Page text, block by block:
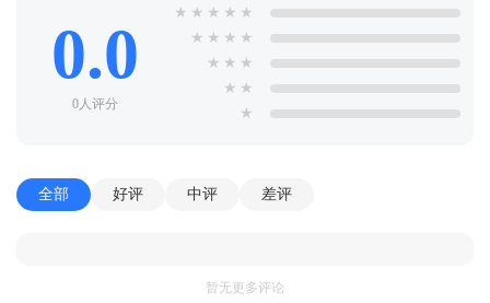
0.0
0人评分
★ ★ ★ ★ ★
★ ★ ★ ★
★ ★ ★
★ ★
★
全部 好评 中评 差评
暂无更多评论